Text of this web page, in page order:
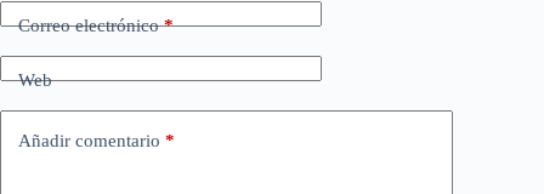
Correo electrónico*
Web
Añadir comentario *